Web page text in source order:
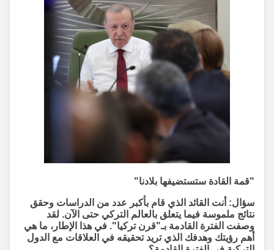
"قمة القادة ستستضيفها بلادنا"
سؤال: أنت القائد الذي قام بأكبر عدد من الدراسات وحقق
نتائج ملموسة فيما يتعلق بالعالم التركي حتى الآن. لقد
وصفت الفترة القادمة بـ"قرن تركيا". في هذا الإطار، ما هي
أهم رؤيتك وهدفك الذي تريد تحقيقه في العلاقات مع الدول